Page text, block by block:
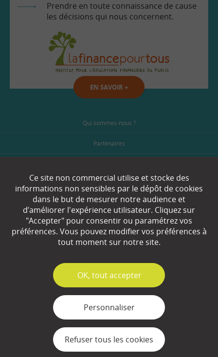
Prendre en toute connaissance de cause
les décisions qui nous concernent.
EN SAVOIR +
Qui sommes-nous ?
Partenaires
Plan du site
Contact
Mentions légales
Gestion des cookies
Ce site non commercial utilise et stocke des
informations non sensibles par le dépôt de cookies
dans le but de mesurer notre audience et
d’améliorer l'expérience utilisateur. Cliquez sur
"Accepter" pour consentir ou paramétrez vos
préférences. Vous pouvez modifier vos préférences à
tout moment sur notre site.
✓
OK, tout accepter
Personnaliser
Refuser tous les cookies